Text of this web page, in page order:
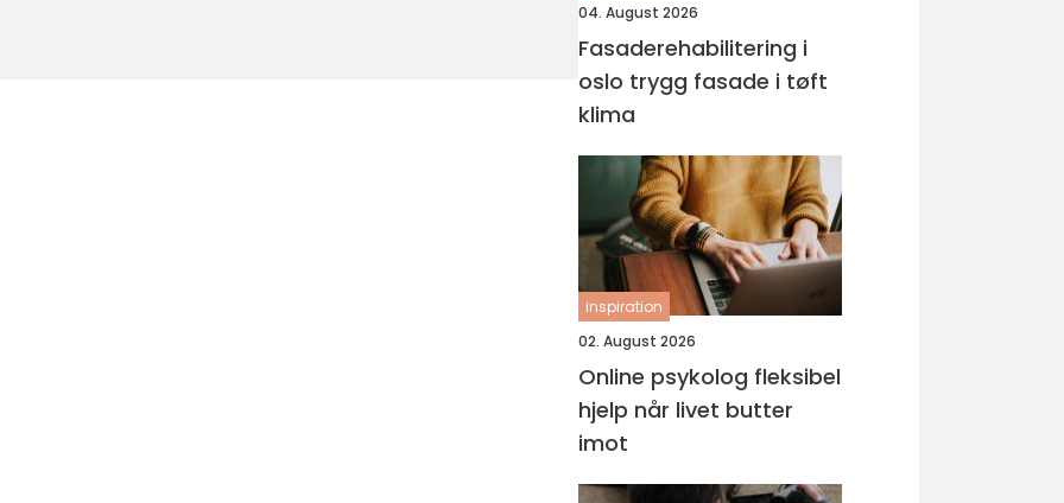
04. August 2026
Fasaderehabilitering i
oslo trygg fasade i tøft
klima
inspiration
02. August 2026
Online psykolog fleksibel
hjelp når livet butter
imot